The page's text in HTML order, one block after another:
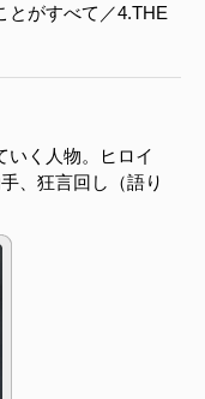
とがすべて／4.THE
いく人物。ヒロイ
、狂言回し（語り